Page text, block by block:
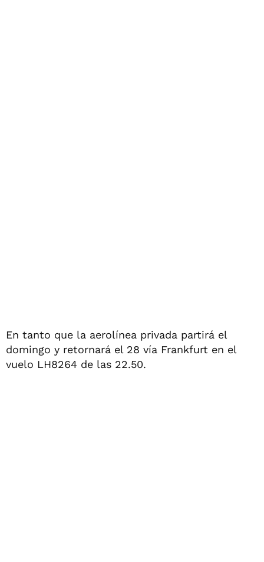
En tanto que la aerolínea privada partirá el
domingo y retornará el 28 vía Frankfurt en el
vuelo LH8264 de las 22.50.